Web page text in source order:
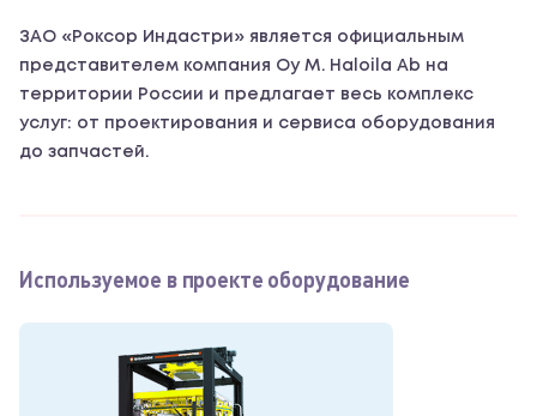
ЗАО «Роксор Индастри» является официальным
представителем компания Oy M. Haloila Ab на
территории России и предлагает весь комплекс
услуг: от проектирования и сервиса оборудования
до запчастей.
Используемое в проекте оборудование